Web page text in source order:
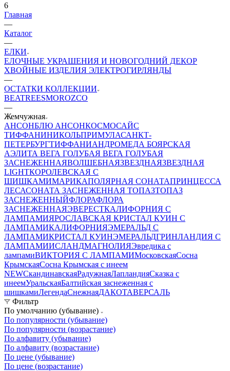
6
Главная
—
Каталог
—
ЕЛКИ
ЕЛОЧНЫЕ УКРАШЕНИЯ И НОВОГОДНИЙ ДЕКОР
ХВОЙНЫЕ ИЗДЕЛИЯ ЭЛЕКТРОГИРЛЯНДЫ
—
ОСТАТКИ КОЛЛЕКЦИИ
BEATREESMOROZCO
—
Жемчужная
АНСОНБЛЮ АНСОНКОСМОСАЙС
ТИФФАНИНИКОЛЬПРИМУЛАСАНКТ-
ПЕТЕРБУРГТИФФАНИАНДРОМЕДА БОЯРСКАЯ
АЭЛИТА ВЕГА ГОЛУБАЯ ВЕГА ГОЛУБАЯ
ЗАСНЕЖЕННАЯВОЛШЕБНАЯЗВЕЗДНАЯЗВЕЗДНАЯ
LIGHTКОРОЛЕВСКАЯ С
ШИШКАМИМАРИКАПОЛЯРНАЯ СОНАТАПРИНЦЕССА
ЛЕСАСОНАТА ЗАСНЕЖЕННАЯ ТОПАЗТОПАЗ
ЗАСНЕЖЕННЫЙФЛОРАФЛОРА
ЗАСНЕЖЕННАЯЭВЕРЕСТКАЛИФОРНИЯ С
ЛАМПАМИЯРОСЛАВСКАЯ КРИСТАЛ КУИН С
ЛАМПАМИКАЛИФОРНИЯЭМЕРАЛЬД С
ЛАМПАМИКРИСТАЛ КУИНЭМЕРАЛЬДГРИНЛАНДИЯ С
ЛАМПАМИИСЛАНДМАГНОЛИЯЭвредика с
лампамиВИКТОРИЯ С ЛАМПАМИМосковскаяСосна
КрымскаяСосна Крымская с инеем
NEWСкандинавскаяРадужнаяЛапландияСказка с
инеемУральскаяБалтийская заснеженная с
шишкамиЛегендаСнежнаяДАКОТАВЕРСАЛЬ
Фильтр
По умолчанию (убывание)
По популярности (убывание)
По популярности (возрастание)
По алфавиту (убывание)
По алфавиту (возрастание)
По цене (убывание)
По цене (возрастание)